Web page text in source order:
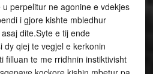
perpelitur ne agonine e vdekjes
i gjore kishte mbledhur
dite.Syte e tij ende
dy qiej te vegjel e kerkonin
filluan te me rridhnin instiktivisht